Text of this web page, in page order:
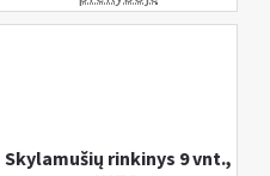
Skylamušių rinkinys 9 vnt.,